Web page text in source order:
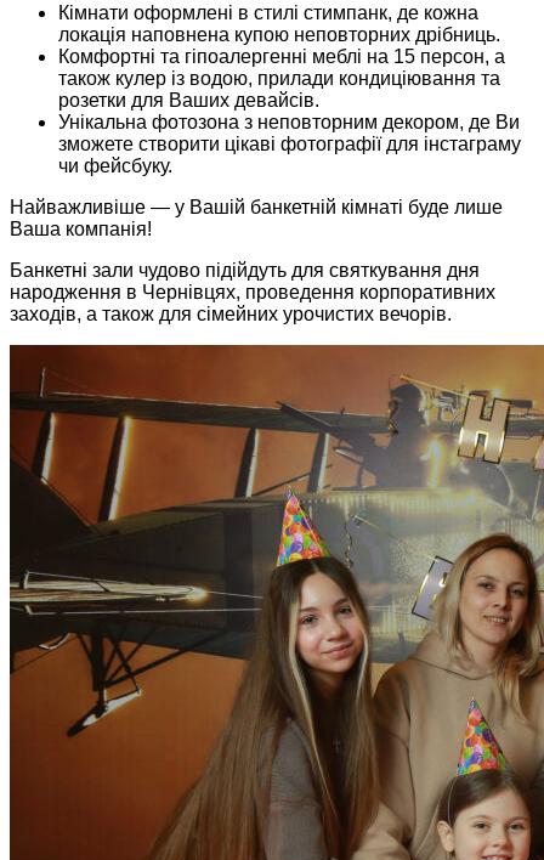
Кімнати оформлені в стилі стимпанк, де кожна
локація наповнена купою неповторних дрібниць.
Комфортні та гіпоалергенні меблі на 15 персон, а
також кулер із водою, прилади кондиціювання та
розетки для Ваших девайсів.
Унікальна фотозона з неповторним декором, де Ви
зможете створити цікаві фотографії для інстаграму
чи фейсбуку.
Найважливіше — у Вашій банкетній кімнаті буде лише
Ваша компанія!
Банкетні зали чудово підійдуть для святкування дня
народження в Чернівцях, проведення корпоративних
заходів, а також для сімейних урочистих вечорів.